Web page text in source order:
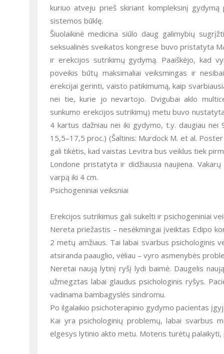
kuriuo atveju prieš skiriant kompleksinį
sistemos būklę.
Šiuolaikinė medicina siūlo daug galimybių
seksualinės sveikatos kongrese buvo pristatyta
ir erekcijos sutrikimų gydymą. Paaiškėjo, kad
poveikis būtų maksimaliai veiksmingas ir
erekcijai gerinti, vaisto patikimumą, kaip
nei tie, kurie jo nevartojo. Dvigubai aklo
sunkumo erekcijos sutrikimų) metu buvo
4 kartus dažniau nei iki gydymo, t.y. daugiau
15,5–17,5 proc.) (Šaltinis: Murdock M. et al.
gali tikėtis, kad vaistas Levitra bus veiklus tiek
Londone pristatyta ir didžiausia naujiena.
varpą iki 4 cm.
Psichogeniniai veiksniai
Erekcijos sutrikimus gali sukelti ir psichogeniniai
Nereta priežastis – nesėkmingai įveiktas Edipo
2 metų amžiaus. Tai labai svarbus psichologinis
atsiranda paauglio, vėliau – vyro asmenybės
Neretai naują lytinį ryšį lydi baimė. Daugelis
užmegztas labai glaudus psichologinis ryšys.
vadinama bambagyslės sindromu.
Po ilgalaikio psichoterapinio gydymo pacientas
Kai yra psichologinių problemų, labai svarbus
elgesys lytinio akto metu. Moteris turėtų